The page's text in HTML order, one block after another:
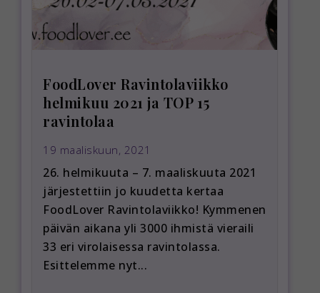
FoodLover Ravintolaviikko
helmikuu 2021 ja TOP 15
ravintolaa
19 maaliskuun, 2021
26. helmikuuta – 7. maaliskuuta 2021
järjestettiin jo kuudetta kertaa
FoodLover Ravintolaviikko! Kymmenen
päivän aikana yli 3000 ihmistä vieraili
33 eri virolaisessa ravintolassa.
Esittelemme nyt...